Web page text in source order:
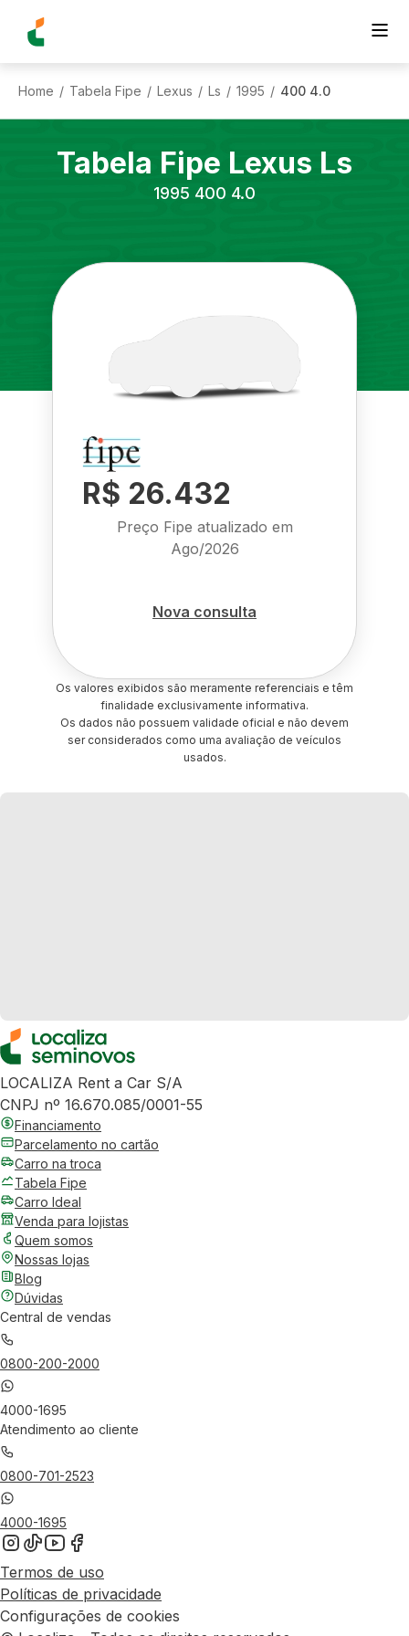
Home / Tabela Fipe / Lexus / Ls / 1995 / 400 4.0
Tabela Fipe Lexus Ls
1995 400 4.0
R$ 26.432
Preço Fipe atualizado em
Ago/2026
Nova consulta
Os valores exibidos são meramente referenciais e têm
finalidade exclusivamente informativa.
Os dados não possuem validade oficial e não devem
ser considerados como uma avaliação de veículos
usados.
LOCALIZA Rent a Car S/A
CNPJ nº 16.670.085/0001-55
Financiamento
Parcelamento no cartão
Carro na troca
Tabela Fipe
Carro Ideal
Venda para lojistas
Quem somos
Nossas lojas
Blog
Dúvidas
Central de vendas
0800-200-2000
4000-1695
Atendimento ao cliente
0800-701-2523
4000-1695
Termos de uso
Políticas de privacidade
Configurações de cookies